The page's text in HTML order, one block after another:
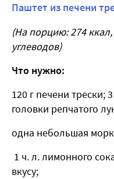
Паштет из печени
(На порцию: 274 ккал,
углеводов)
Что нужно:
120 г печени трески;
головки репчатого
одна небольшая
1 ч. л. лимонного
вкусу;